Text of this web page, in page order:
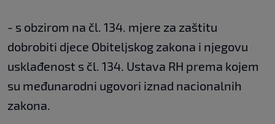
- s obzirom na čl. 134. mjere za zaštitu
dobrobiti djece Obiteljskog zakona i njegovu
usklađenost s čl. 134. Ustava RH prema kojem
su međunarodni ugovori iznad nacionalnih
zakona.